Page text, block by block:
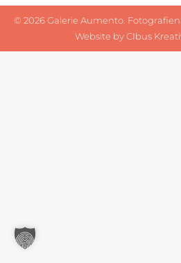
© 2026 Galerie Aumento. Fotografien:
Website byCIbus